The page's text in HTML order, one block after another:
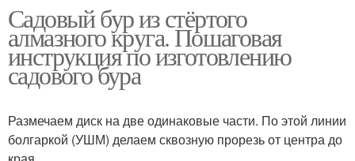
Садовый бур из стёртого
алмазного круга. Пошаговая
инструкция по изготовлению
садового бура
Размечаем диск на две одинаковые части. По этой линии
болгаркой (УШМ) делаем сквозную прорезь от центра до